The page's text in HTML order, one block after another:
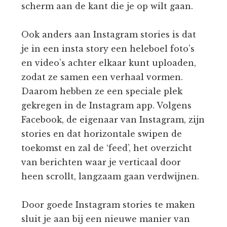
scherm aan de kant die je op wilt gaan.
Ook anders aan Instagram stories is dat
je in een insta story een heleboel foto’s
en video’s achter elkaar kunt uploaden,
zodat ze samen een verhaal vormen.
Daarom hebben ze een speciale plek
gekregen in de Instagram app. Volgens
Facebook, de eigenaar van Instagram, zijn
stories en dat horizontale swipen de
toekomst en zal de ‘feed’, het overzicht
van berichten waar je verticaal door
heen scrollt, langzaam gaan verdwijnen.
Door goede Instagram stories te maken
sluit je aan bij een nieuwe manier van